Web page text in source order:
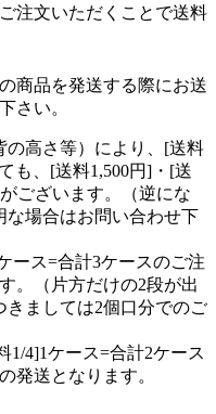
注文いただくことで送料
商品を発送する際にお送
さい。
の高さ等）により、[送料
も、[送料1,500円]・[送
ございます。（逆にな
な場合はお問い合わせ下
ース=合計3ケースのご注
。（片方だけの2段が出
ましては2個口分でのご
1/4]1ケース=合計2ケース
発送となります。